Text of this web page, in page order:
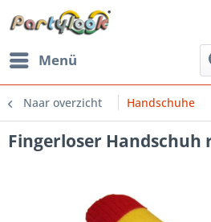
Menü
Naar overzicht Handschuhe
Fingerloser Handschuh